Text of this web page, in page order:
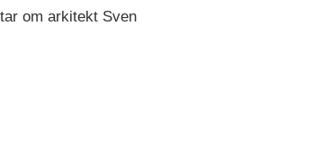
om arkitekt Sven